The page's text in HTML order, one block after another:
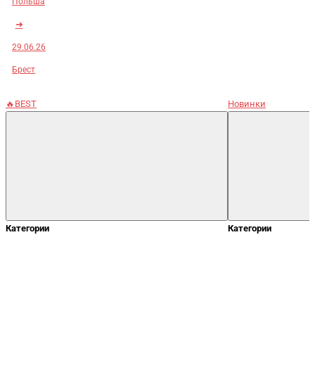
➜
29.06.26
Брест
🔥BEST
Категории
Новинки
Категории